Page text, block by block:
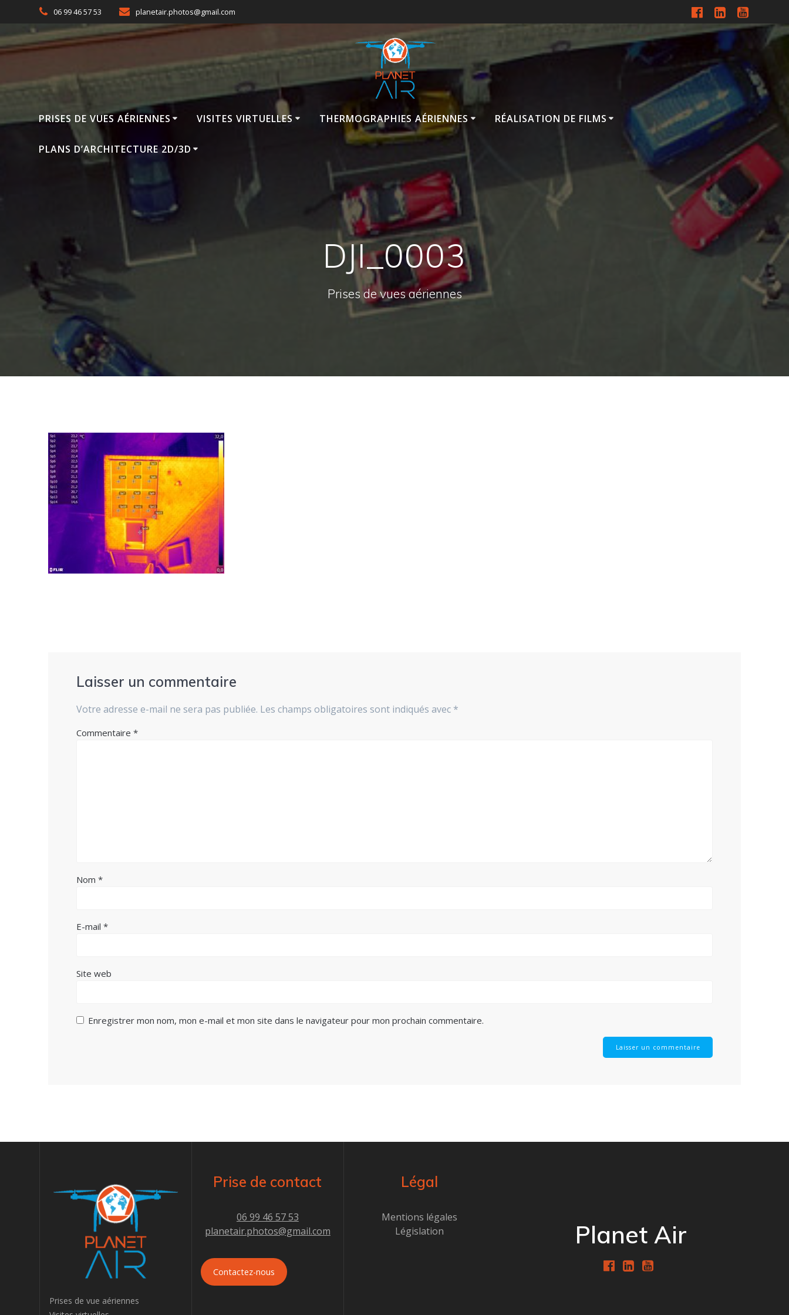
contenu
06 99 46 57 53 planetair.photos@gmail.com
PRISES DE VUES AÉRIENNES VISITES VIRTUELLES THERMOGRAPHIES AÉRIENNES RÉALISATION DE FILMS
PLANS D’ARCHITECTURE 2D/3D
DJI_0003
Prises de vues aériennes
Laisser un commentaire
Votre adresse e-mail ne sera pas publiée. Les champs obligatoires sont indiqués avec *
Commentaire*
Nom*
E-mail*
Site web
Enregistrer mon nom, mon e-mail et mon site dans le navigateur pour mon prochain commentaire.
Prises de vue aériennes
Prise de contact
06 99 46 57 53
planetair.photos@gmail.com
Contactez-nous
Légal
Mentions légales
Législation
Planet Air